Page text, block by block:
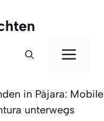
in Pájara: Mobile
unterwegs